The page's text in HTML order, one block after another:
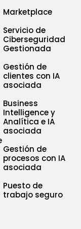
Marketplace
Servicio de
Ciberseguridad
Gestionada
Gestión de
clientes con IA
asociada
Business
Intelligence y
Analítica e IA
asociada
Gestión de
procesos con IA
asociada
Puesto de
trabajo seguro